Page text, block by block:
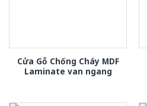
Cửa Gỗ Chống Cháy MDF
Laminate van ngang